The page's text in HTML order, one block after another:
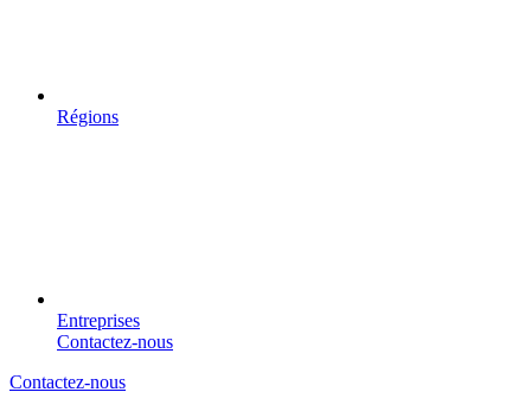
Régions
Entreprises
Contactez-nous
Contactez-nous